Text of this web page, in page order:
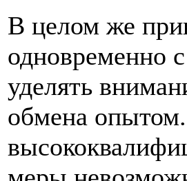
В целом же
одновременно
уделять
обмена